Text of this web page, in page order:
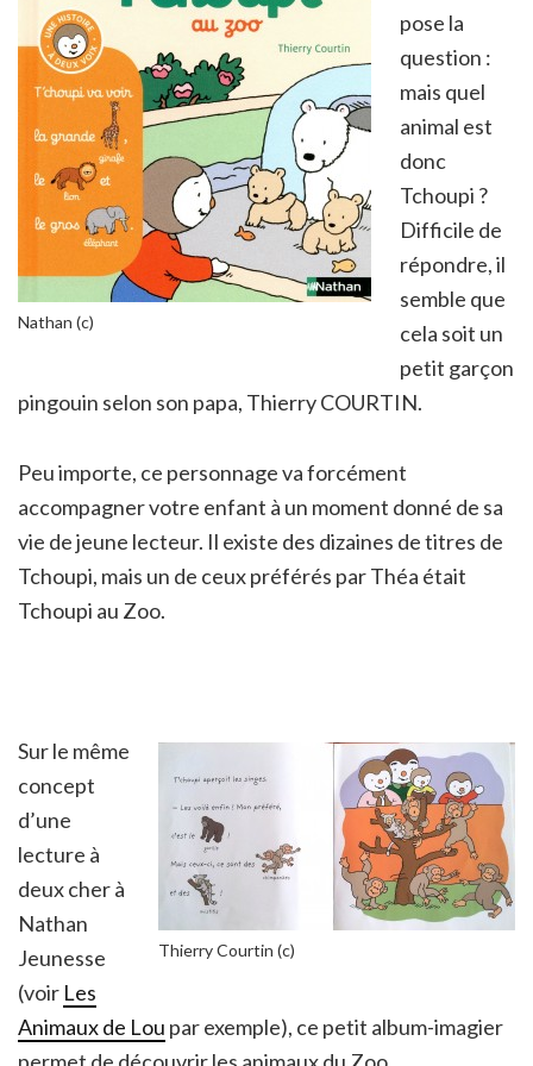
Nathan (c)
pose la
question :
mais quel
animal est
donc
Tchoupi ?
Difficile de
répondre, il
semble que
cela soit un
petit garçon
pingouin selon son papa, Thierry COURTIN.
Peu importe, ce personnage va forcément
accompagner votre enfant à un moment donné de sa
vie de jeune lecteur. Il existe des dizaines de titres de
Tchoupi, mais un de ceux préférés par Théa était
Tchoupi au Zoo.
Thierry Courtin (c)
Sur le même
concept
d’une
lecture à
deux cher à
Nathan
Jeunesse
(voir Les
Animaux de Lou par exemple), ce petit album-imagier